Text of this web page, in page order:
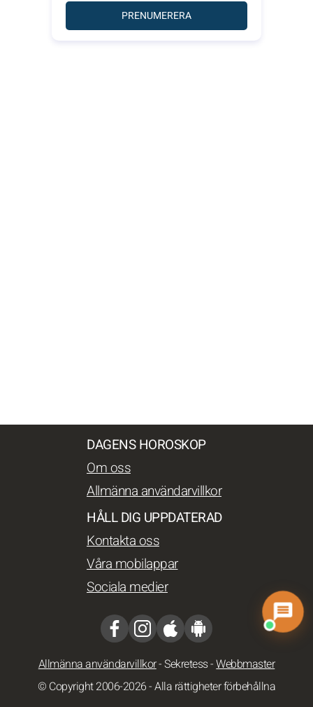
PRENUMERERA
DAGENS HOROSKOP
Om oss
Allmänna användarvillkor
HÅLL DIG UPPDATERAD
Kontakta oss
Våra mobilappar
Sociala medier
Allmänna användarvillkor-Sekretess-Webbmaster
© Copyright 2006-2026 - Alla rättigheter förbehållna